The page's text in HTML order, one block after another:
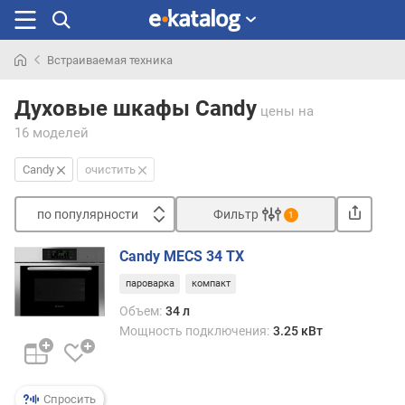
раньше
Встраиваемая техника
Духовые шкафы Candy цены на
16 моделей
Candy очистить
по популярности
п
п
у
я
Фильтр 1
Спросить
Candy MECS 34 TX
пароварка компакт
Объем: 34 л
Мощность подключения: 3.25 кВт